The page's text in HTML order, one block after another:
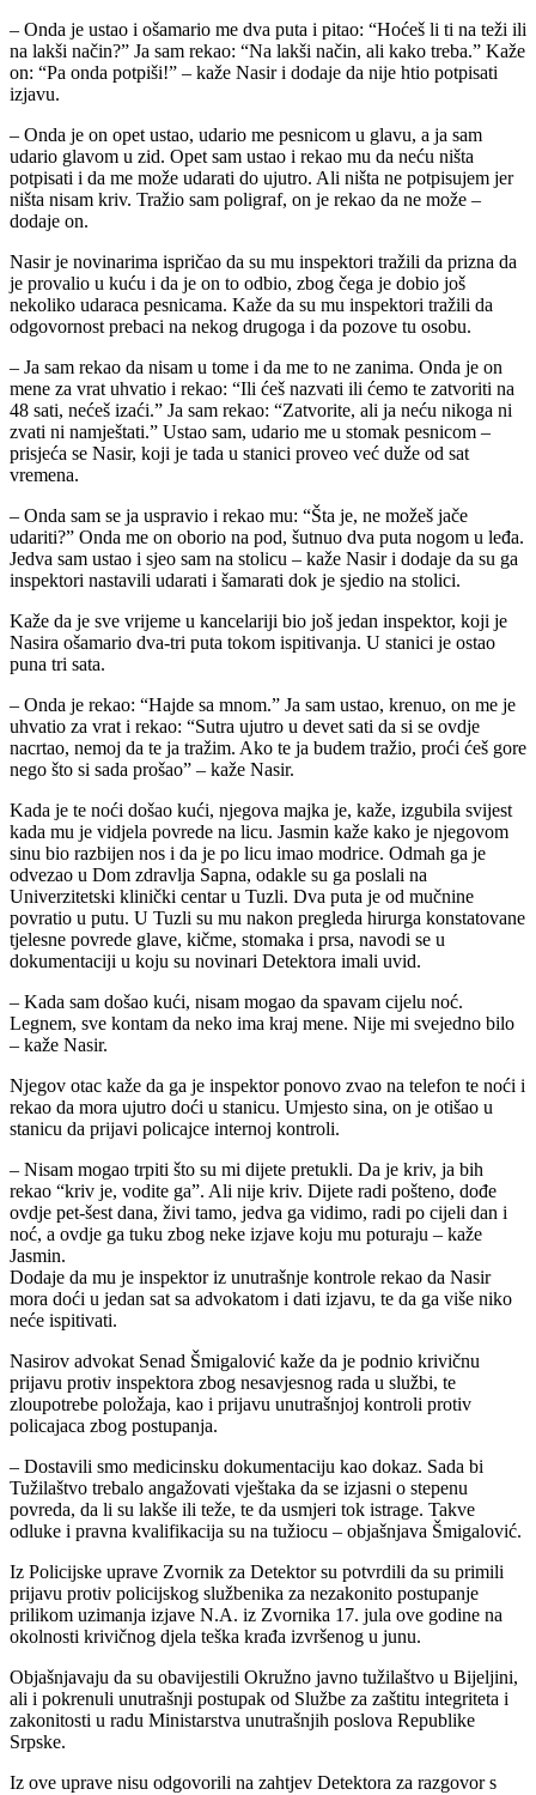
– Onda je ustao i ošamario me dva puta i pitao: “Hoćeš li ti na teži ili
na lakši način?” Ja sam rekao: “Na lakši način, ali kako treba.” Kaže
on: “Pa onda potpiši!” – kaže Nasir i dodaje da nije htio potpisati
izjavu.
– Onda je on opet ustao, udario me pesnicom u glavu, a ja sam
udario glavom u zid. Opet sam ustao i rekao mu da neću ništa
potpisati i da me može udarati do ujutro. Ali ništa ne potpisujem jer
ništa nisam kriv. Tražio sam poligraf, on je rekao da ne može –
dodaje on.
Nasir je novinarima ispričao da su mu inspektori tražili da prizna da
je provalio u kuću i da je on to odbio, zbog čega je dobio još
nekoliko udaraca pesnicama. Kaže da su mu inspektori tražili da
odgovornost prebaci na nekog drugoga i da pozove tu osobu.
– Ja sam rekao da nisam u tome i da me to ne zanima. Onda je on
mene za vrat uhvatio i rekao: “Ili ćeš nazvati ili ćemo te zatvoriti na
48 sati, nećeš izaći.” Ja sam rekao: “Zatvorite, ali ja neću nikoga ni
zvati ni namještati.” Ustao sam, udario me u stomak pesnicom –
prisjeća se Nasir, koji je tada u stanici proveo već duže od sat
vremena.
– Onda sam se ja uspravio i rekao mu: “Šta je, ne možeš jače
udariti?” Onda me on oborio na pod, šutnuo dva puta nogom u leđa.
Jedva sam ustao i sjeo sam na stolicu – kaže Nasir i dodaje da su ga
inspektori nastavili udarati i šamarati dok je sjedio na stolici.
Kaže da je sve vrijeme u kancelariji bio još jedan inspektor, koji je
Nasira ošamario dva-tri puta tokom ispitivanja. U stanici je ostao
puna tri sata.
– Onda je rekao: “Hajde sa mnom.” Ja sam ustao, krenuo, on me je
uhvatio za vrat i rekao: “Sutra ujutro u devet sati da si se ovdje
nacrtao, nemoj da te ja tražim. Ako te ja budem tražio, proći ćeš gore
nego što si sada prošao” – kaže Nasir.
Kada je te noći došao kući, njegova majka je, kaže, izgubila svijest
kada mu je vidjela povrede na licu. Jasmin kaže kako je njegovom
sinu bio razbijen nos i da je po licu imao modrice. Odmah ga je
odvezao u Dom zdravlja Sapna, odakle su ga poslali na
Univerzitetski klinički centar u Tuzli. Dva puta je od mučnine
povratio u putu. U Tuzli su mu nakon pregleda hirurga konstatovane
tjelesne povrede glave, kičme, stomaka i prsa, navodi se u
dokumentaciji u koju su novinari Detektora imali uvid.
– Kada sam došao kući, nisam mogao da spavam cijelu noć.
Legnem, sve kontam da neko ima kraj mene. Nije mi svejedno bilo
– kaže Nasir.
Njegov otac kaže da ga je inspektor ponovo zvao na telefon te noći i
rekao da mora ujutro doći u stanicu. Umjesto sina, on je otišao u
stanicu da prijavi policajce internoj kontroli.
– Nisam mogao trpiti što su mi dijete pretukli. Da je kriv, ja bih
rekao “kriv je, vodite ga”. Ali nije kriv. Dijete radi pošteno, dođe
ovdje pet-šest dana, živi tamo, jedva ga vidimo, radi po cijeli dan i
noć, a ovdje ga tuku zbog neke izjave koju mu poturaju – kaže
Jasmin.
Dodaje da mu je inspektor iz unutrašnje kontrole rekao da Nasir
mora doći u jedan sat sa advokatom i dati izjavu, te da ga više niko
neće ispitivati.
Nasirov advokat Senad Šmigalović kaže da je podnio krivičnu
prijavu protiv inspektora zbog nesavjesnog rada u službi, te
zloupotrebe položaja, kao i prijavu unutrašnjoj kontroli protiv
policajaca zbog postupanja.
– Dostavili smo medicinsku dokumentaciju kao dokaz. Sada bi
Tužilaštvo trebalo angažovati vještaka da se izjasni o stepenu
povreda, da li su lakše ili teže, te da usmjeri tok istrage. Takve
odluke i pravna kvalifikacija su na tužiocu – objašnjava Šmigalović.
Iz Policijske uprave Zvornik za Detektor su potvrdili da su primili
prijavu protiv policijskog službenika za nezakonito postupanje
prilikom uzimanja izjave N.A. iz Zvornika 17. jula ove godine na
okolnosti krivičnog djela teška krađa izvršenog u junu.
Objašnjavaju da su obavijestili Okružno javno tužilaštvo u Bijeljini,
ali i pokrenuli unutrašnji postupak od Službe za zaštitu integriteta i
zakonitosti u radu Ministarstva unutrašnjih poslova Republike
Srpske.
Iz ove uprave nisu odgovorili na zahtjev Detektora za razgovor s